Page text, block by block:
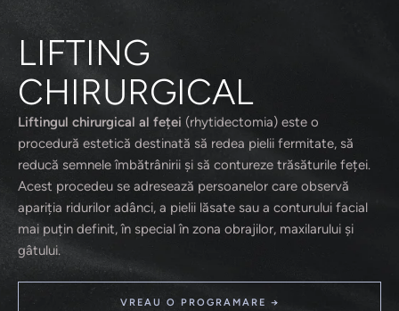
LIFTING
CHIRURGICAL
Liftingul chirurgical al feței (rhytidectomia) este o
procedură estetică destinată să redea pielii fermitate, să
reducă semnele îmbătrânirii și să contureze trăsăturile feței.
Acest procedeu se adresează persoanelor care observă
apariția ridurilor adânci, a pielii lăsate sau a conturului facial
mai puțin definit, în special în zona obrajilor, maxilarului și
gâtului.
VREAU O PROGRAMARE →